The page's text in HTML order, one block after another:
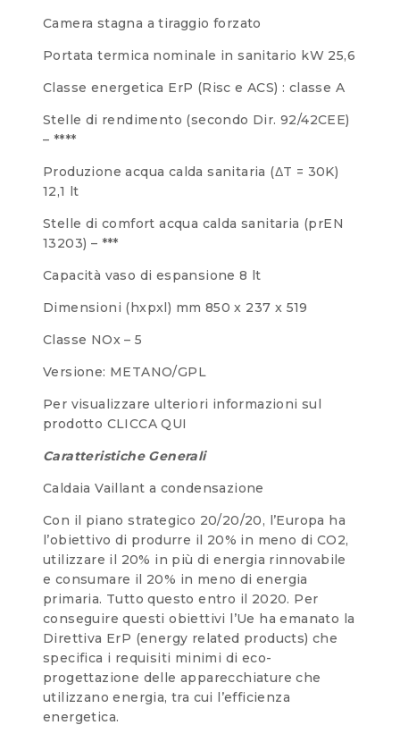
Camera stagna a tiraggio forzato
Portata termica nominale in sanitario kW 25,6
Classe energetica ErP (Risc e ACS) : classe A
Stelle di rendimento (secondo Dir. 92/42CEE)
– ****
Produzione acqua calda sanitaria (ΔT = 30K)
12,1 lt
Stelle di comfort acqua calda sanitaria (prEN
13203) – ***
Capacità vaso di espansione 8 lt
Dimensioni (hxpxl) mm 850 x 237 x 519
Classe NOx – 5
Versione: METANO/GPL
Per visualizzare ulteriori informazioni sul
prodotto CLICCA QUI
Caratteristiche Generali
Caldaia Vaillant a condensazione
Con il piano strategico 20/20/20, l’Europa ha
l’obiettivo di produrre il 20% in meno di CO2,
utilizzare il 20% in più di energia rinnovabile
e consumare il 20% in meno di energia
primaria. Tutto questo entro il 2020. Per
conseguire questi obiettivi l’Ue ha emanato la
Direttiva ErP (energy related products) che
specifica i requisiti minimi di eco-
progettazione delle apparecchiature che
utilizzano energia, tra cui l’efficienza
energetica.